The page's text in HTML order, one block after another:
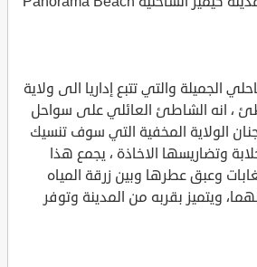
الجميلة والتي تتبع إداريا الى ولاية
، انه الشاطئ العائلي على سواحل
الولاية المخفية التي سوف تنسيك
وتضاريسها الاخاذة ، يجمع هذا
وعبق عطرها وبين زرقة المياه
ويتميز بقربه من المدينة وتوفر